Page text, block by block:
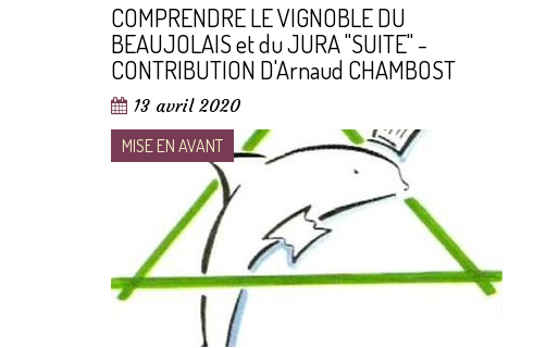
COMPRENDRE LE VIGNOBLE DU
BEAUJOLAIS et du JURA "SUITE" -
CONTRIBUTION D'Arnaud CHAMBOST
13 avril 2020
MISE EN AVANT